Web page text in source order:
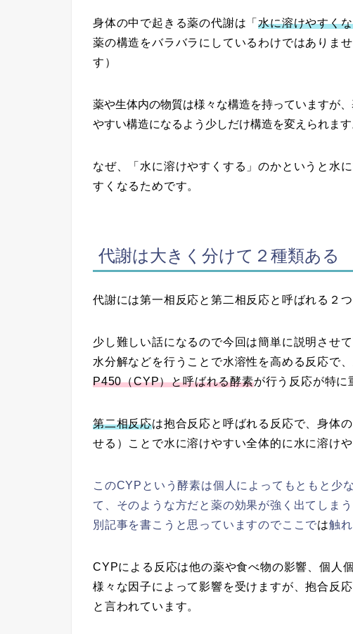
身体の中で起きる薬の代謝は「水に溶けやすく
薬の構造をバラバラにしているわけではありま
す）
薬や生体内の物質は様々な構造を持っていますが
やすい構造になるよう少しだけ構造を変えられます
なぜ、「水に溶けやすくする」のかというと水
すくなるためです。
代謝は大きく分けて２種類ある
代謝には第一相反応と第二相反応と呼ばれる２つ
少し難しい話になるので今回は簡単に説明させ
水分解などを行うことで水溶性を高める反応で
P450（CYP）と呼ばれる酵素が行う反応が特に
第二相反応は抱合反応と呼ばれる反応で、身体
せる）ことで水に溶けやすい全体的に水に溶けや
このCYPという酵素は個人によってもともと少
て、そのような方だと薬の効果が強く出てしま
別記事を書こうと思っていますのでここでは触
CYPによる反応は他の薬や食べ物の影響、個人
様々な因子によって影響を受けますが、抱合反
と言われています。